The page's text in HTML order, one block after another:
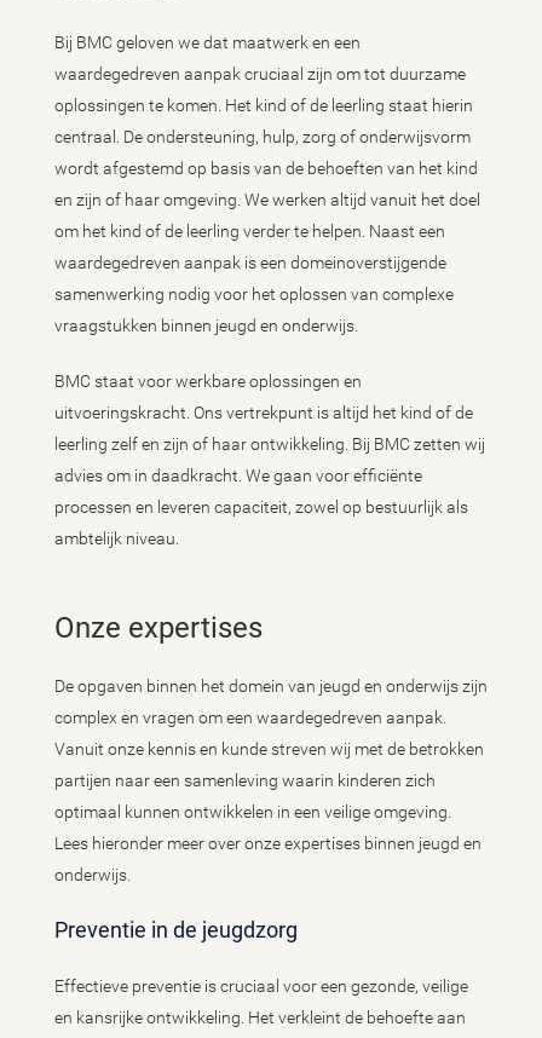
Bij BMC geloven we dat maatwerk en een
waardegedreven aanpak cruciaal zijn om tot duurzame
oplossingen te komen. Het kind of de leerling staat hierin
centraal. De ondersteuning, hulp, zorg of onderwijsvorm
wordt afgestemd op basis van de behoeften van het kind
en zijn of haar omgeving. We werken altijd vanuit het doel
om het kind of de leerling verder te helpen. Naast een
waardegedreven aanpak is een domeinoverstijgende
samenwerking nodig voor het oplossen van complexe
vraagstukken binnen jeugd en onderwijs.
BMC staat voor werkbare oplossingen en
uitvoeringskracht. Ons vertrekpunt is altijd het kind of de
leerling zelf en zijn of haar ontwikkeling. Bij BMC zetten wij
advies om in daadkracht. We gaan voor efficiënte
processen en leveren capaciteit, zowel op bestuurlijk als
ambtelijk niveau.
Onze expertises
De opgaven binnen het domein van jeugd en onderwijs zijn
complex en vragen om een waardegedreven aanpak.
Vanuit onze kennis en kunde streven wij met de betrokken
partijen naar een samenleving waarin kinderen zich
optimaal kunnen ontwikkelen in een veilige omgeving.
Lees hieronder meer over onze expertises binnen jeugd en
onderwijs.
Preventie in de jeugdzorg
Effectieve preventie is cruciaal voor een gezonde, veilige
en kansrijke ontwikkeling. Het verkleint de behoefte aan